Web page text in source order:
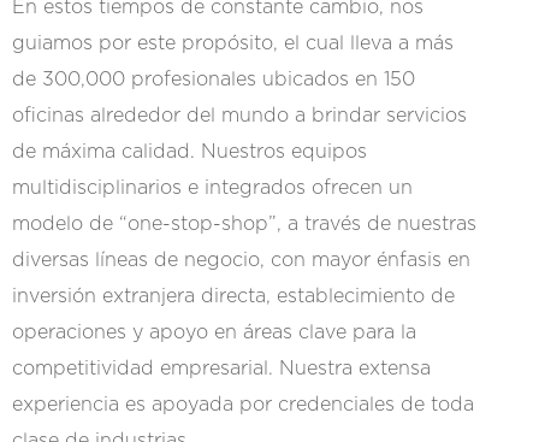
En estos tiempos de constante cambio, nos
guiamos por este propósito, el cual lleva a más
de 300,000 profesionales ubicados en 150
oficinas alrededor del mundo a brindar servicios
de máxima calidad. Nuestros equipos
multidisciplinarios e integrados ofrecen un
modelo de “one-stop-shop”, a través de nuestras
diversas líneas de negocio, con mayor énfasis en
inversión extranjera directa, establecimiento de
operaciones y apoyo en áreas clave para la
competitividad empresarial. Nuestra extensa
experiencia es apoyada por credenciales de toda